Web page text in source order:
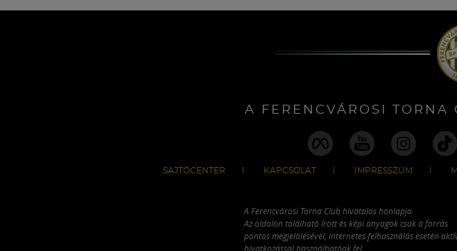
A FERENCVÁROSI
SAJTÓCENTER KAPCSOLAT IMPRESSZUM
A Ferencvárosi Torna Club hivatalos honlapja
Az oldalon található írott és képi anyagok csak a forrás
pontos megjelölésével, internetes felhasználás esetén
hivatkozással használhatóak fel.